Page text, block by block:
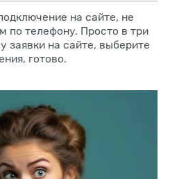
на сайте, не
по телефону. Просто в три
заявки на сайте, выберите
готово.